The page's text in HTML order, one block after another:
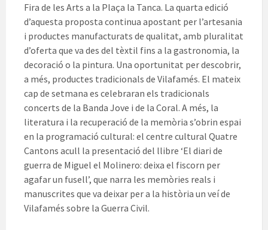
Fira de les Arts a la Plaça la Tanca. La quarta edició
d’aquesta proposta continua apostant per l’artesania
i productes manufacturats de qualitat, amb pluralitat
d’oferta que va des del tèxtil fins a la gastronomia, la
decoració o la pintura. Una oportunitat per descobrir,
a més, productes tradicionals de Vilafamés. El mateix
cap de setmana es celebraran els tradicionals
concerts de la Banda Jove i de la Coral. A més, la
literatura i la recuperació de la memòria s’obrin espai
en la programació cultural: el centre cultural Quatre
Cantons acull la presentació del llibre ‘El diari de
guerra de Miguel el Molinero: deixa el fiscorn per
agafar un fusell’, que narra les memòries reals i
manuscrites que va deixar per a la història un veí de
Vilafamés sobre la Guerra Civil.